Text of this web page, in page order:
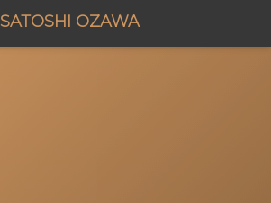
SATOSHI OZAWA